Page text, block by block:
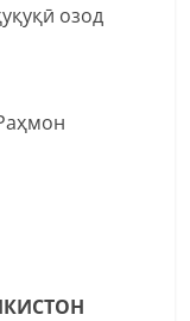
озод